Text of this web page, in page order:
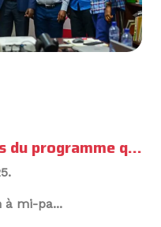
Évaluation à mi-parcours du programme quinquennal du DGD 2022-2026
à mi-pa...